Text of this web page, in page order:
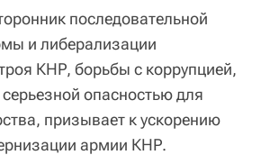
последовательной
и либерализации
КНР, борьбы с коррупцией,
серьезной опасностью для
призывает к ускорению
армии КНР.